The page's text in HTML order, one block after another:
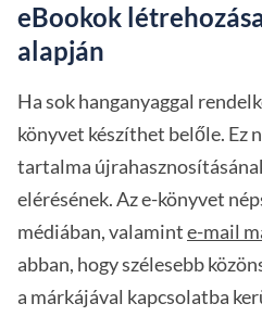
eBookok
alapján
Ha sok hanganyaggal
könyvet készíthet belőle. Ez
tartalma
elérésének. Az e-könyvet
médiában, valaminte-mail
abban, hogy szélesebb
a márkájával kapcsolatba